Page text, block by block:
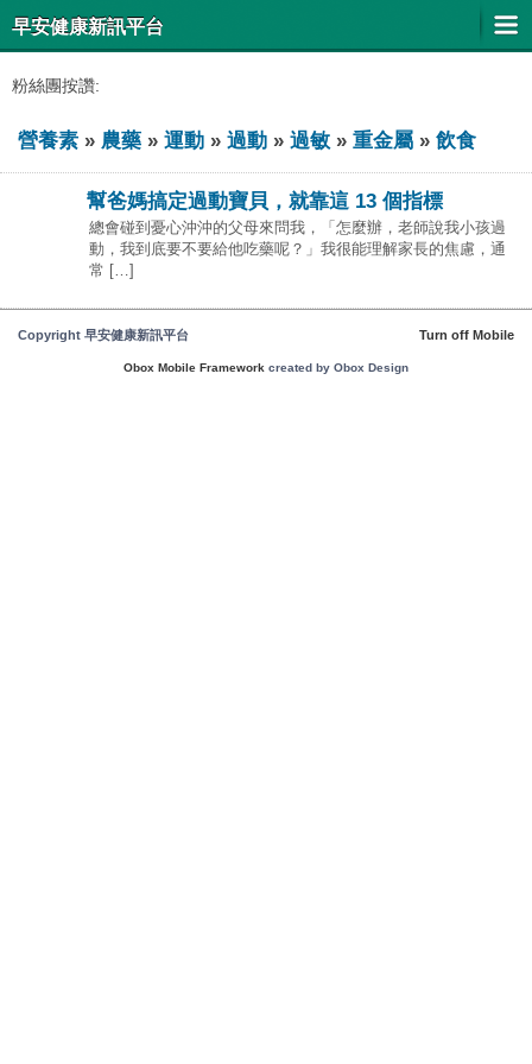
早安健康新訊平台
粉絲團按讚:
營養素 » 農藥 » 運動 » 過動 » 過敏 » 重金屬 » 飲食
幫爸媽搞定過動寶貝，就靠這 13 個指標
總會碰到憂心沖沖的父母來問我，「怎麼辦，老師說我小孩過
動，我到底要不要給他吃藥呢？」我很能理解家長的焦慮，通
常 […]
Copyright 早安健康新訊平台 Turn off Mobile
Obox Mobile Framework created by Obox Design